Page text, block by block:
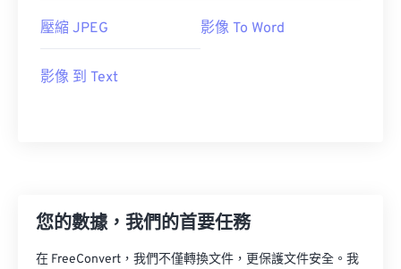
壓縮 JPEG 影像 To Word
影像 到 Text
您的數據，我們的首要任務
在 FreeConvert，我們不僅轉換文件，更保護文件安全。我